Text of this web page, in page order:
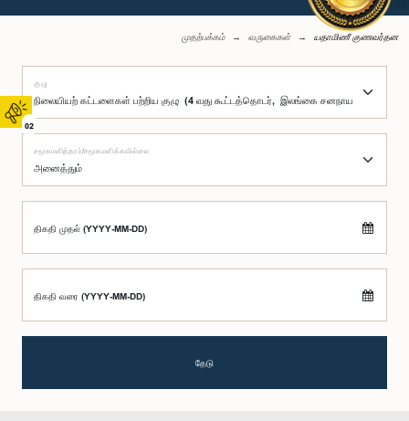
02
முதற்பக்கம் வருகைகள் யதாமிணீ குணவர்தன
குழு
சமூகமளித்தார்/சமூகமளிக்கவில்லை
திகதி முதல் (YYYY-MM-DD)
திகதி வரை (YYYY-MM-DD)
தேடு